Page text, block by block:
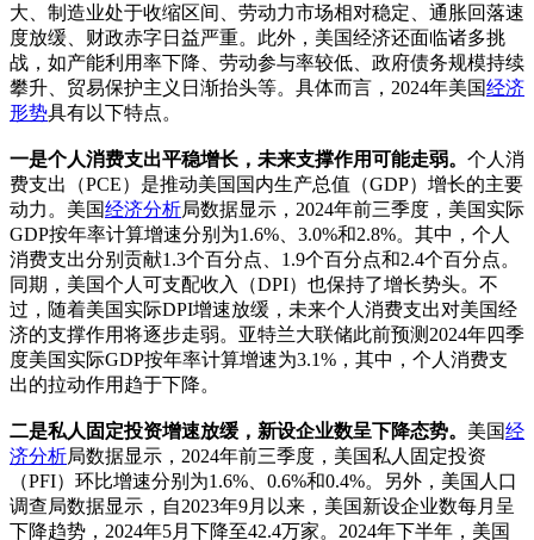
大、制造业处于收缩区间、劳动力市场相对稳定、通胀回落速
度放缓、财政赤字日益严重。此外，美国经济还面临诸多挑
战，如产能利用率下降、劳动参与率较低、政府债务规模持续
攀升、贸易保护主义日渐抬头等。具体而言，2024年美国经济
形势具有以下特点。
一是个人消费支出平稳增长，未来支撑作用可能走弱。 个人消
费支出（PCE）是推动美国国内生产总值（GDP）增长的主要
动力。美国经济分析局数据显示，2024年前三季度，美国实际
GDP按年率计算增速分别为1.6%、3.0%和2.8%。其中，个人
消费支出分别贡献1.3个百分点、1.9个百分点和2.4个百分点。
同期，美国个人可支配收入（DPI）也保持了增长势头。不
过，随着美国实际DPI增速放缓，未来个人消费支出对美国经
济的支撑作用将逐步走弱。亚特兰大联储此前预测2024年四季
度美国实际GDP按年率计算增速为3.1%，其中，个人消费支
出的拉动作用趋于下降。
二是私人固定投资增速放缓，新设企业数呈下降态势。 美国经
济分析局数据显示，2024年前三季度，美国私人固定投资
（PFI）环比增速分别为1.6%、0.6%和0.4%。另外，美国人口
调查局数据显示，自2023年9月以来，美国新设企业数每月呈
下降趋势，2024年5月下降至42.4万家。2024年下半年，美国